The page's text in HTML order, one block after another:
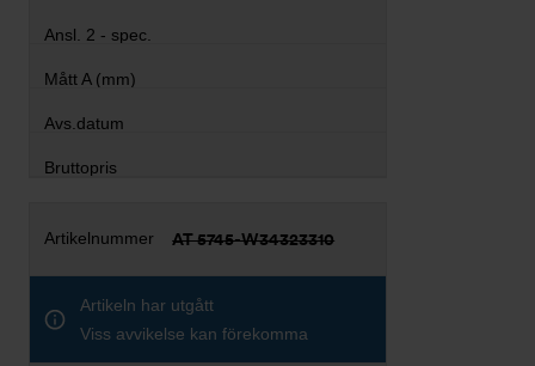
AT 5745-W34323310
Artikeln har utgått
Viss avvikelse kan förekomma